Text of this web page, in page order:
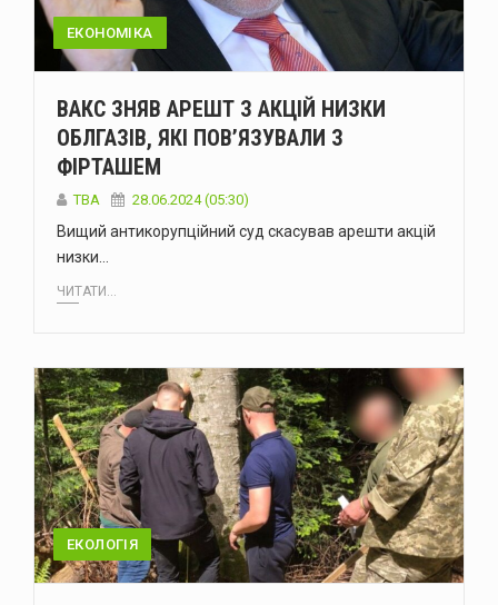
ЕКОНОМІКА
ВАКС ЗНЯВ АРЕШТ З АКЦІЙ НИЗКИ
ОБЛГАЗІВ, ЯКІ ПОВ’ЯЗУВАЛИ З
ФІРТАШЕМ
ТВА 28.06.2024 (05:30)
Вищий антикорупційний суд скасував арешти акцій
низки…
ЧИТАТИ...
ЕКОЛОГІЯ